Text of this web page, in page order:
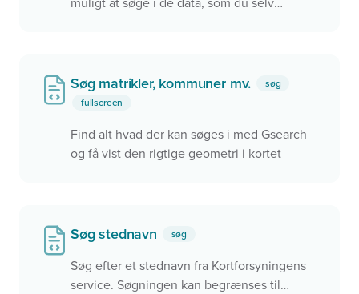
muligt at søge i de data, som du selv
Søg matrikler, kommuner mv.
søg
fullscreen
Find alt hvad der kan søges i med Gsearch
og få vist den rigtige geometri i kortet
Søg stednavn søg
Søg efter et stednavn fra Kortforsyningens
service. Søgningen kan begrænses til